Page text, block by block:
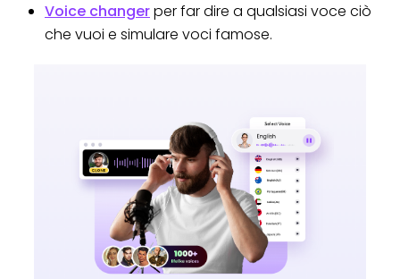
Voice changerper far dire a qualsiasi voce ciò
che vuoi e simulare voci famose.